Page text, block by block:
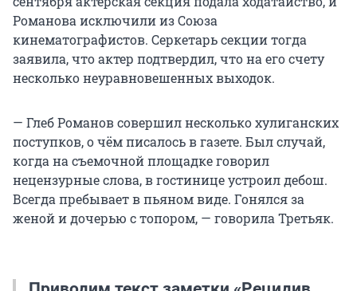
Романова исключили из Союза
кинематографистов. Серкетарь секции тогда
заявила, что актер подтвердил, что на его счету
несколько неуравновешенных выходок.
— Глеб Романов совершил несколько хулиганских
поступков, о чём писалось в газете. Был случай,
когда на съемочной площадке говорил
нецензурные слова, в гостинице устроил дебош.
Всегда пребывает в пьяном виде. Гонялся за
женой и дочерью с топором, — говорила Третьяк.